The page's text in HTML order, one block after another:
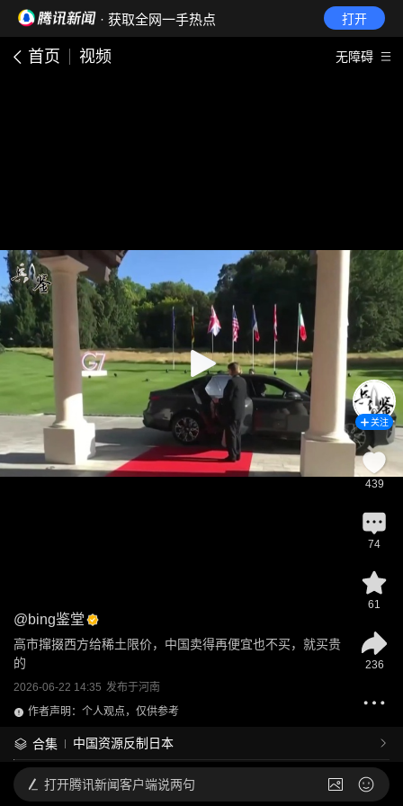
· 获取全网一手热点 打开
首页 视频 无障碍
@bing鉴堂
高市撺掇西方给稀土限价，中国卖得再便宜也不买，就买贵
的
2026-06-22 14:35 发布于河南
作者声明：个人观点，仅供参考
合集 中国资源反制日本
关注
439
74
61
236
打开腾讯新闻客户端说两句